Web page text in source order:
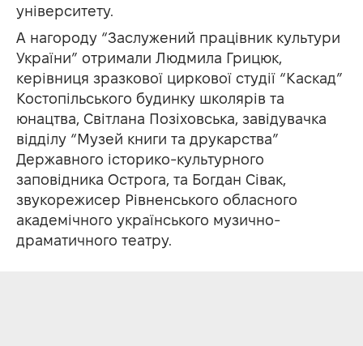
університету.
А нагороду “Заслужений працівник культури
України” отримали Людмила Грицюк,
керівниця зразкової циркової студії “Каскад”
Костопільського будинку школярів та
юнацтва, Світлана Позіховська, завідувачка
відділу “Музей книги та друкарства”
Державного історико-культурного
заповідника Острога, та Богдан Сівак,
звукорежисер Рівненського обласного
академічного українського музично-
драматичного театру.